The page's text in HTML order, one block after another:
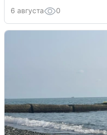
6 августа 0